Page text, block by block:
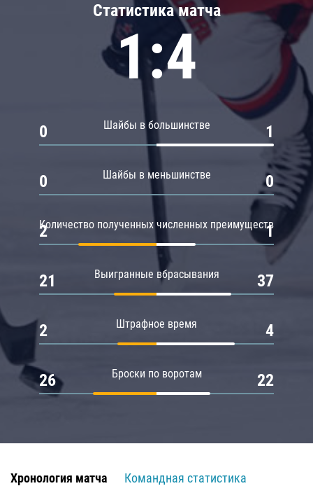
Статистика матча
1:4
Шайбы в большинстве
0 1
Шайбы в меньшинстве
0 0
Количество полученных численных преимуществ
2 1
Выигранные вбрасывания
21 37
Штрафное время
2 4
Броски по воротам
26 22
Хронология матча
Командная статистика